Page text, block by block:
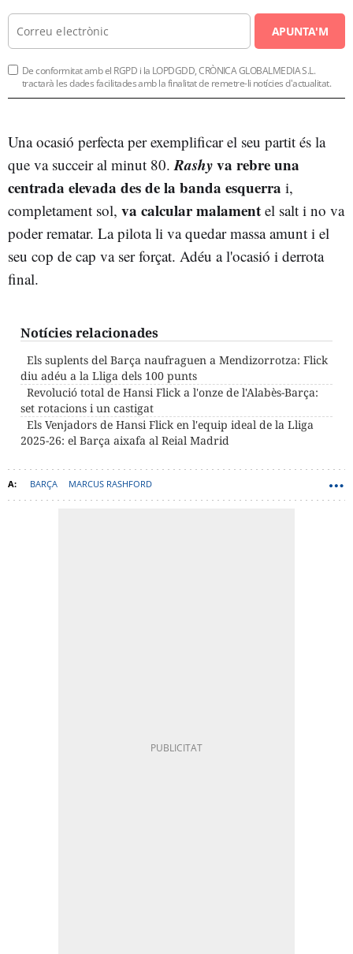
APUNTA'M
De conformitat amb el RGPD i la LOPDGDD, CRÒNICA GLOBALMEDIA S.L.
tractarà les dades facilitades amb la finalitat de remetre-li notícies d'actualitat.
Una ocasió perfecta per exemplificar el seu partit és la
que va succeir al minut 80. Rashyva rebre una
centrada elevada des de la banda esquerra i,
completament sol, va calcular malament el salt i no va
poder rematar. La pilota li va quedar massa amunt i el
seu cop de cap va ser forçat. Adéu a l'ocasió i derrota
final.
Notícies relacionades
Els suplents del Barça naufraguen a Mendizorrotza: Flick
diu adéu a la Lliga dels 100 punts
Revolució total de Hansi Flick a l'onze de l'Alabès-Barça:
set rotacions i un castigat
Els Venjadors de Hansi Flick en l'equip ideal de la Lliga
2025-26: el Barça aixafa al Reial Madrid
BARÇA MARCUS RASHFORD